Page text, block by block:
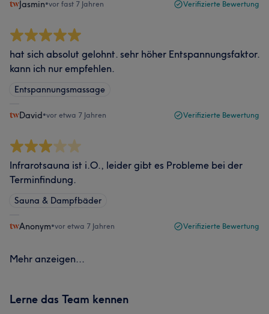
Jasmin•vor fast 7 Jahren Verifizierte Bewertung
hat sich absolut gelohnt. sehr höher Entspannungsfaktor.
kann ich nur empfehlen.
Entspannungsmassage
David•vor etwa 7 Jahren Verifizierte Bewertung
Infrarotsauna ist i.O., leider gibt es Probleme bei der
Terminfindung.
Sauna & Dampfbäder
Anonym•vor etwa 7 Jahren Verifizierte Bewertung
Mehr anzeigen...
Lerne das Team kennen